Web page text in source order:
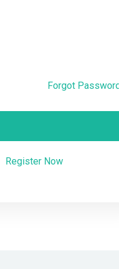
Forgot
Register Now